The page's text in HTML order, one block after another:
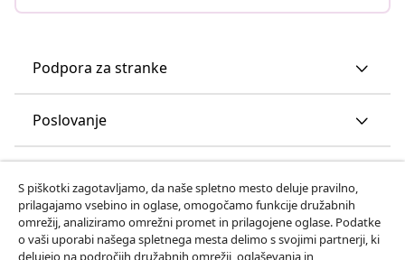
Podpora za stranke
Poslovanje
Odkrijte več
S piškotki zagotavljamo, da naše spletno mesto deluje pravilno,
prilagajamo vsebino in oglase, omogočamo funkcije družabnih
omrežij, analiziramo omrežni promet in prilagojene oglase. Podatke
o vaši uporabi našega spletnega mesta delimo s svojimi partnerji, ki
delujejo na področjih družabnih omrežij, oglaševanja in